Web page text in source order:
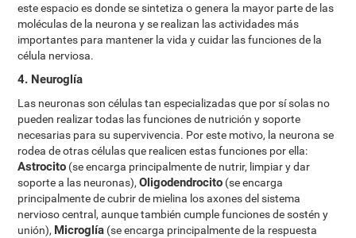
este espacio es donde se sintetiza o genera la mayor parte de las
moléculas de la neurona y se realizan las actividades más
importantes para mantener la vida y cuidar las funciones de la
célula nerviosa.
4. Neuroglía
Las neuronas son células tan especializadas que por sí solas no
pueden realizar todas las funciones de nutrición y soporte
necesarias para su supervivencia. Por este motivo, la neurona se
rodea de otras células que realicen estas funciones por ella:
Astrocito (se encarga principalmente de nutrir, limpiar y dar
soporte a las neuronas),Oligodendrocito (se encarga
principalmente de cubrir de mielina los axones del sistema
nervioso central, aunque también cumple funciones de sostén y
unión), Microglía (se encarga principalmente de la respuesta